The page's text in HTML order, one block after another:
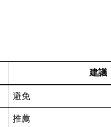
建議
避免
推薦